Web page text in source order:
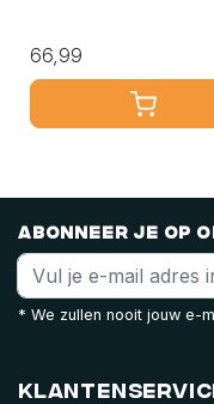
66,99
Abonneer je op
* We zullen nooit jouw e-